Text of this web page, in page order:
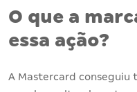
O que a
essa ação?
A Mastercard conseguiu